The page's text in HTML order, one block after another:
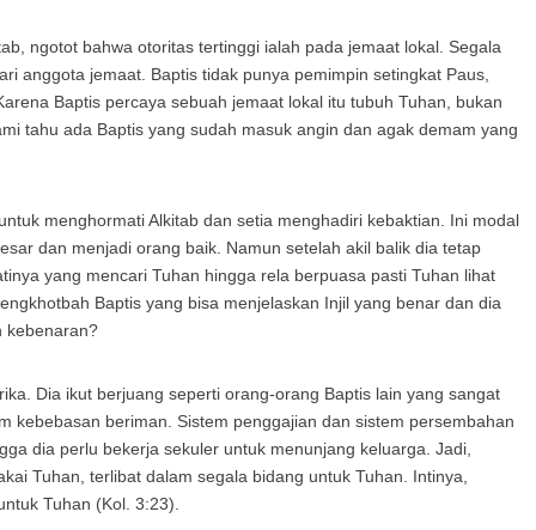
ngotot bahwa otoritas tertinggi ialah pada jemaat lokal. Segala
anggota jemaat. Baptis tidak punya pemimpin setingkat Paus,
Baptis percaya sebuah jemaat lokal itu tubuh Tuhan, bukan
tahu ada Baptis yang sudah masuk angin dan agak demam yang
menghormati Alkitab dan setia menghadiri kebaktian. Ini modal
dan menjadi orang baik. Namun setelah akil balik dia tetap
yang mencari Tuhan hingga rela berpuasa pasti Tuhan lihat
Baptis yang bisa menjelaskan Injil yang benar dan dia
kebenaran?
Dia ikut berjuang seperti orang-orang Baptis lain yang sangat
kebebasan beriman. Sistem penggajian dan sistem persembahan
dia perlu bekerja sekuler untuk menunjang keluarga. Jadi,
Tuhan, terlibat dalam segala bidang untuk Tuhan. Intinya,
Tuhan (Kol. 3:23).